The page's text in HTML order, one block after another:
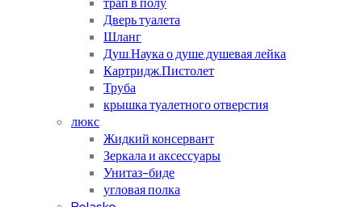
Дверь туалета
Шланг
Душ.Наука о душе.душевая лейка
Картридж.Пистолет
Труба
крышка туалетного отверстия
люкс
Жидкий консервант
Зеркала и аксессуары
Унитаз-биде
угловая полка